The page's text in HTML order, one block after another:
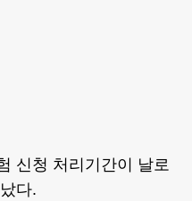
신청 처리기간이 날로
다.